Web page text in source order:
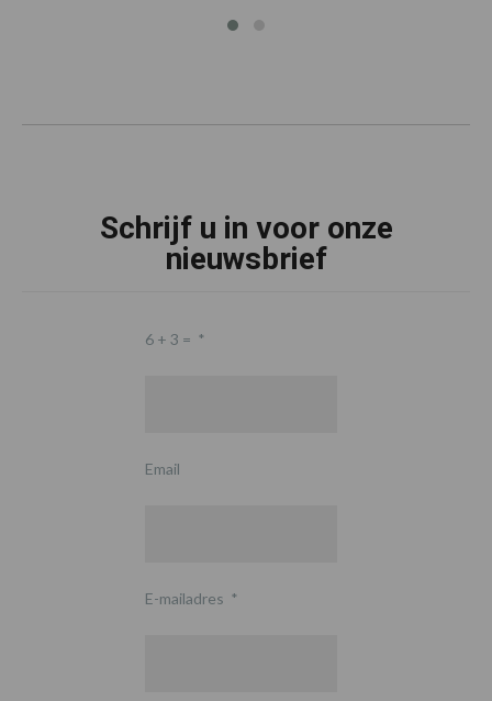
Schrijf u in voor onze
nieuwsbrief
6 + 3 = *
Email
E-mailadres *